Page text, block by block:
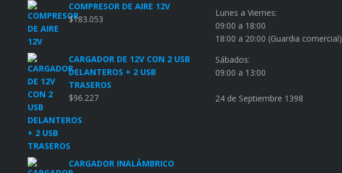
COMPRESOR DE AIRE 12V
$183.053
CARGADOR DE 12V CON 2 USB
DELANTEROS + 2 USB
TRASEROS
$96.227
CARGADOR INALÁMBRICO
Lunes a Viernes:
09:00 a 18:00
18:00 a 20:00 (Guardia comercial)
Sábados:
09:00 a 13:00
24 de Septiembre 1398